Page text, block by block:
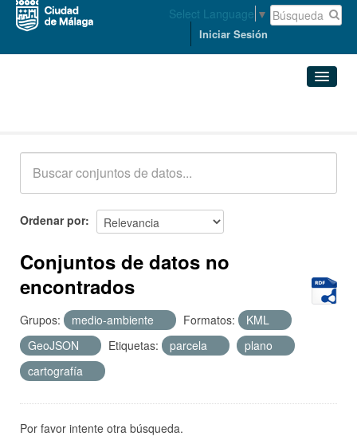
Select Language ▼
Iniciar Sesión
Acerca de
Ordenar por
Conjuntos de datos no
encontrados
Grupos: medio-ambiente Formatos:
KML
GeoJSON
Etiquetas: parcela
plano
cartografía
Por favor intente otra búsqueda.